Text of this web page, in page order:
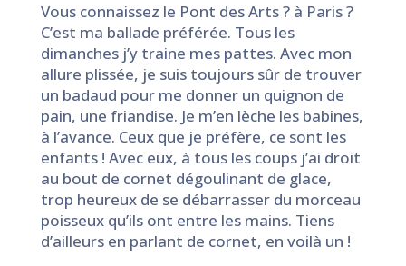
Vous connaissez le Pont des Arts ? à Paris ?
C’est ma ballade préférée. Tous les
dimanches j’y traine mes pattes. Avec mon
allure plissée, je suis toujours sûr de trouver
un badaud pour me donner un quignon de
pain, une friandise. Je m’en lèche les babines,
à l’avance. Ceux que je préfère, ce sont les
enfants ! Avec eux, à tous les coups j’ai droit
au bout de cornet dégoulinant de glace,
trop heureux de se débarrasser du morceau
poisseux qu’ils ont entre les mains. Tiens
d’ailleurs en parlant de cornet, en voilà un !